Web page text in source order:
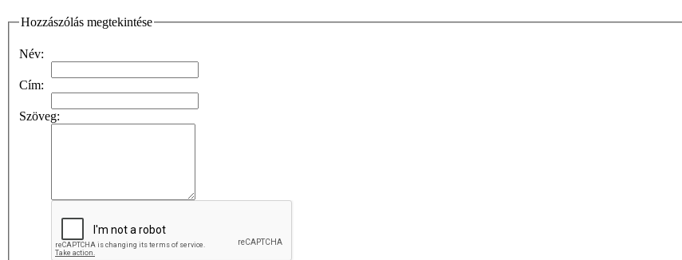
Hozzászólás megtekintése
Név:
Cím:
Szöveg: